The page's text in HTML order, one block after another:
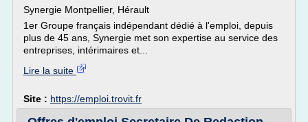
Synergie Montpellier, Hérault
1er Groupe français indépendant dédié à l'emploi, depuis
plus de 45 ans, Synergie met son expertise au service des
entreprises, intérimaires et...
Lire la suite
Site : https://emploi.trovit.fr